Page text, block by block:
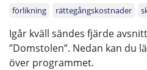
förlikning rättegångskostnader
Igår kväll sändes fjärde
”Domstolen”. Nedan kan du
över programmet.